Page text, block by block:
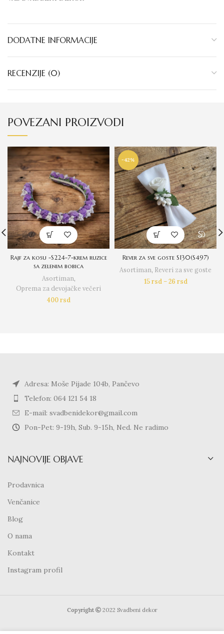
DODATNE INFORMACIJE
RECENZIJE (0)
POVEZANI PROIZVODI
Rajf za kosu -S224-7-krem ruzice
sa zelenim bobica
Asortiman,
Oprema za devojačke večeri
400rsd
-42%
Rever za sve goste S130(S497)
Asortiman, Reveri za sve goste
15rsd – 26 rsd
Adresa: Moše Pijade 104b, Pančevo
Telefon: 064 121 54 18
E-mail: svadbenidekor@gmail.com
Pon-Pet: 9-19h, Sub. 9-15h, Ned. Ne radimo
NAJNOVIJE OBJAVE
Prodavnica
Venčanice
Blog
O nama
Kontakt
Instagram profil
Copyright 2022 Svadbeni dekor